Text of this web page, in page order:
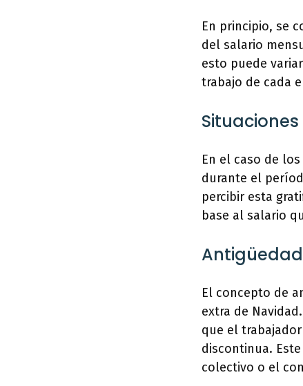
En principio, se
del salario
esto puede
trabajo de cada
En el caso de
durante el
percibir esta
base al salario
El concepto de
extra de
que el
discontinua.
colectivo o el